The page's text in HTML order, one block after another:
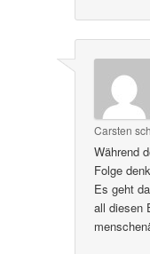
Carsten
Während
Folge
Es geht
all diesen